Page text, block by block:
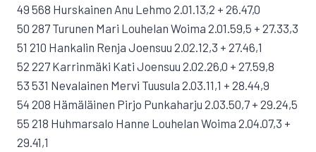
49 568 Hurskainen Anu Lehmo 2.01.13,2 + 26.47,0
50 287 Turunen Mari Louhelan Woima 2.01.59,5 + 27.33,3
51 210 Hankalin Renja Joensuu 2.02.12,3 + 27.46,1
52 227 Karrinmäki Kati Joensuu 2.02.26,0 + 27.59,8
53 531 Nevalainen Mervi Tuusula 2.03.11,1 + 28.44,9
54 208 Hämäläinen Pirjo Punkaharju 2.03.50,7 + 29.24,5
55 218 Huhmarsalo Hanne Louhelan Woima 2.04.07,3 +
29.41,1